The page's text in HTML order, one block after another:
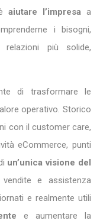
aiutare l’impresa a
i bisogni,
più solide,
di trasformare le
operativo. Storico
con il customer care,
eCommerce, punti
un’unica visione del
e assistenza
e realmente utili
e aumentare la